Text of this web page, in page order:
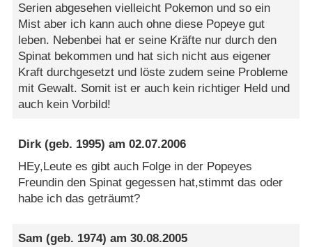
Serien abgesehen vielleicht Pokemon und so ein
Mist aber ich kann auch ohne diese Popeye gut
leben. Nebenbei hat er seine Kräfte nur durch den
Spinat bekommen und hat sich nicht aus eigener
Kraft durchgesetzt und löste zudem seine Probleme
mit Gewalt. Somit ist er auch kein richtiger Held und
auch kein Vorbild!
Dirk(geb. 1995) am02.07.2006
HEy,Leute es gibt auch Folge in der Popeyes
Freundin den Spinat gegessen hat,stimmt das oder
habe ich das geträumt?
Sam (geb. 1974) am30.08.2005